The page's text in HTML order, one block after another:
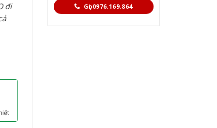
Gọi 0976.169.864
đi